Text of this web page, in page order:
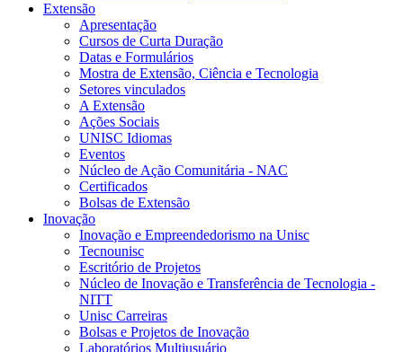
Extensão
Apresentação
Cursos de Curta Duração
Datas e Formulários
Mostra de Extensão, Ciência e Tecnologia
Setores vinculados
A Extensão
Ações Sociais
UNISC Idiomas
Eventos
Núcleo de Ação Comunitária - NAC
Certificados
Bolsas de Extensão
Inovação
Inovação e Empreendedorismo na Unisc
Tecnounisc
Escritório de Projetos
Núcleo de Inovação e Transferência de Tecnologia -
NITT
Unisc Carreiras
Bolsas e Projetos de Inovação
Laboratórios Multiusuário